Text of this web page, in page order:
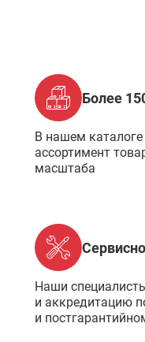
Более
В нашем
ассортимент
масштаба
Наши
и аккредитацию
и